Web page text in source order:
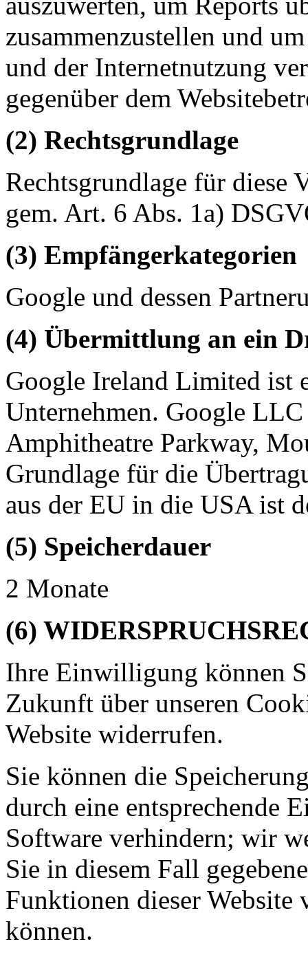
zusammenzustellen und
und der Internetnutzung
gegenüber dem
(2) Rechtsgrundlage
Rechtsgrundlage für
gem. Art. 6 Abs. 1a)
(3) Empfängerkategorien
Google und dessen
(4) Übermittlung an ein
Google Ireland Limited ist
Unternehmen. Google
Amphitheatre Parkway,
Grundlage für die
aus der EU in die USA ist
(5) Speicherdauer
2 Monate
(6)
Ihre Einwilligung können
Zukunft über unseren
Website widerrufen.
Sie können die
durch eine entsprechende
Software verhindern; wir
Sie in diesem Fall
Funktionen dieser
können.